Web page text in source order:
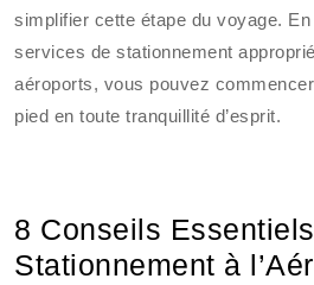
simplifier cette étape du voyage.
services de stationnement
aéroports, vous pouvez
pied en toute tranquillité d’esprit.
8 Conseils
Stationnement à